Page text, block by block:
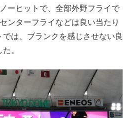
ーヒットで、全部外野フライで
ンターフライなどは良い当たり
は、ブランクを感じさせない良
。